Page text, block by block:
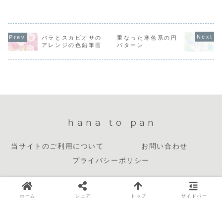
を選択し、保存先
を選んでダウンロ
ードしてくださ
い。
スト上で右クリッ
けて画像を保存」
を選択し、保存先
を選んでダウンロ
い。
存先を選んでダウ
ンロードしてくだ
を選択し、
を選んでダ
ードしてく
い。
バラとスカビオサの
アレンジの色鉛筆画
重なった寒色系の円
パターン
hana to pan
当サイトのご利用について
お問い合わせ
プライバシーポリシー
© 2023 hana to pan.
ホーム シェア トップ サイドバー